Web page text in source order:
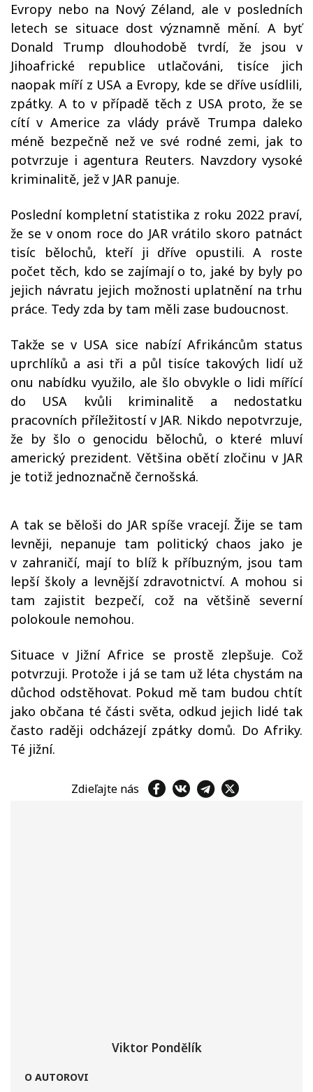
Evropy nebo na Nový Zéland, ale v posledních
letech se situace dost významně mění. A byť
Donald Trump dlouhodobě tvrdí, že jsou v
Jihoafrické republice utlačováni, tisíce jich
naopak míří z USA a Evropy, kde se dříve usídlili,
zpátky. A to v případě těch z USA proto, že se
cítí v Americe za vlády právě Trumpa daleko
méně bezpečně než ve své rodné zemi, jak to
potvrzuje i agentura Reuters. Navzdory vysoké
kriminalitě, jež v JAR panuje.
Poslední kompletní statistika z roku 2022 praví,
že se v onom roce do JAR vrátilo skoro patnáct
tisíc bělochů, kteří ji dříve opustili. A roste
počet těch, kdo se zajímají o to, jaké by byly po
jejich návratu jejich možnosti uplatnění na trhu
práce. Tedy zda by tam měli zase budoucnost.
Takže se v USA sice nabízí Afrikáncům status
uprchlíků a asi tři a půl tisíce takových lidí už
onu nabídku využilo, ale šlo obvykle o lidi mířící
do USA kvůli kriminalitě a nedostatku
pracovních příležitostí v JAR. Nikdo nepotvrzuje,
že by šlo o genocidu bělochů, o které mluví
americký prezident. Většina obětí zločinu v JAR
je totiž jednoznačně černošská.
A tak se běloši do JAR spíše vracejí. Žije se tam
levněji, nepanuje tam politický chaos jako je
v zahraničí, mají to blíž k příbuzným, jsou tam
lepší školy a levnější zdravotnictví. A mohou si
tam zajistit bezpečí, což na většině severní
polokoule nemohou.
Situace v Jižní Africe se prostě zlepšuje. Což
potvrzuji. Protože i já se tam už léta chystám na
důchod odstěhovat. Pokud mě tam budou chtít
jako občana té části světa, odkud jejich lidé tak
často raději odcházejí zpátky domů. Do Afriky.
Té jižní.
Zdieľajte nás
Viktor Pondělík
O AUTOROVI